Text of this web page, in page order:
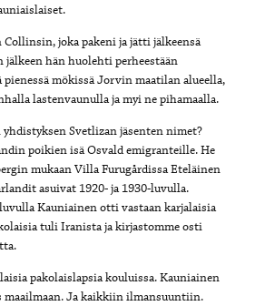
joka pakeni ja jätti jälkeensä
jälkeen hän huolehti perheestään
mökissä Jorvin maatilan alueella,
lastenvaunulla ja myi ne pihamaalla.
Svetlizan jäsenten nimet?
poikien isä Osvald emigranteille. He
mukaan Villa Furugårdissa Eteläinen
asuivat 1920- ja 1930-luvulla.
Kauniainen otti vastaan karjalaisia
tuli Iranista ja kirjastomme osti
pakolaislapsia kouluissa. Kauniainen
maailmaan. Ja kaikkiin ilmansuuntiin.